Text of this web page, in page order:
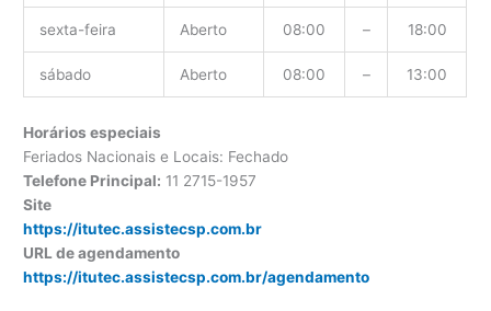
sexta-feira Aberto 08:00 – 18:00
sábado Aberto 08:00 – 13:00
Horários especiais
Feriados Nacionais e Locais: Fechado
Telefone Principal: 11 2715-1957
Site
https://itutec.assistecsp.com.br
URL de agendamento
https://itutec.assistecsp.com.br/agendamento